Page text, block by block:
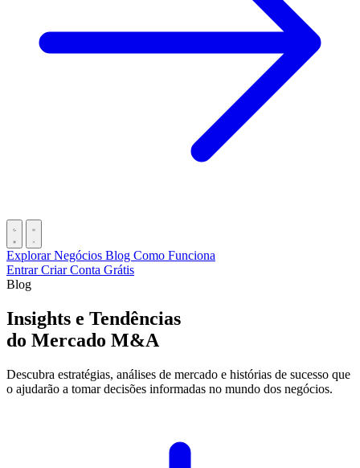
Explorar Negócios Blog Como Funciona
EntrarCriar Conta Grátis
Blog
Insights e Tendências
do Mercado M&A
Descubra estratégias, análises de mercado e histórias de sucesso que
o ajudarão a tomar decisões informadas no mundo dos negócios.